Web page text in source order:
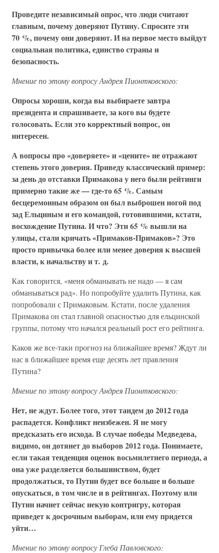
Проведите независимый опрос, что люди считают
главным, почему доверяют Путину. Спросите эти
70 %, почему они доверяют. И на первое место выйдут
социальная политика, единство страны и
безопасность.
Мнение по этому вопросу Андрея Пионтковского:
Опросы хороши, когда вы выбираете завтра
президента и спрашиваете, за кого вы будете
голосовать. Если это корректный вопрос, он
интересен.
А вопросы про «доверяете» и «цените» не отражают
степень этого доверия. Приведу классический пример:
за день до отставки Примакова у него были рейтинги
примерно такие же — где-то 65 %. Самым
бесцеремонным образом он был выброшен ногой под
зад Ельциным и его командой, готовившими, кстати,
восхождение Путина. И что? Эти 65 % вышли на
улицы, стали кричать «Примаков-Примаков»? Это
просто привычка более или менее доверия к высшей
власти, к начальству и т. д.
Как говорится, «меня обманывать не надо — я сам
обманываться рад». Но попробуйте удалить Путина, как
попробовали с Примаковым. Кстати, после удаления
Примакова он стал главной опасностью для ельцинской
группы, потому что начался реальный рост его рейтинга.
Каков же все-таки прогноз на ближайшее время? Ждут ли
нас в ближайшее время еще десять лет правления
Путина?
Мнение по этому вопросу Андрея Пионтковского:
Нет, не ждут. Более того, этот тандем до 2012 года
распадется. Конфликт неизбежен. Я не могу
предсказать его исхода. В случае победы Медведева,
видимо, он дотянет до выборов 2012 года. Понимаете,
если такая тенденция оценок восьмилетнего периода, а
она уже разделяется большинством, будет
продолжаться, то Путин будет все больше и больше
опускаться, в том числе и в рейтингах. Поэтому или
Путин начнет сейчас некую контригру, которая
приведет к досрочным выборам, или ему придется
уйти…
Мнение по этому вопросу Глеба Павловского: